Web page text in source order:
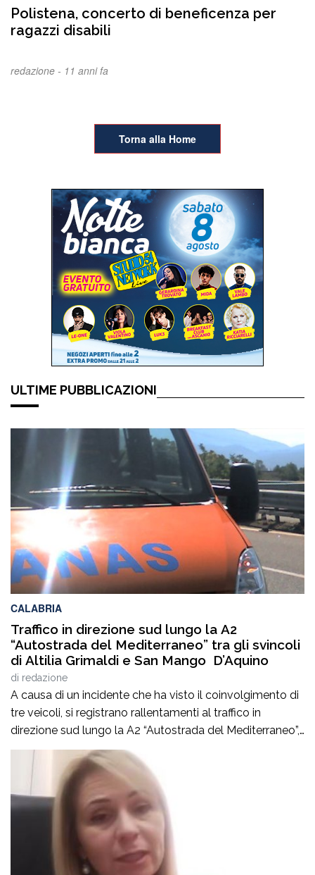
Polistena, concerto di beneficenza per
ragazzi disabili
redazione - 11 anni fa
Torna alla Home
ULTIME PUBBLICAZIONI
CALABRIA
Traffico in direzione sud lungo la A2
“Autostrada del Mediterraneo” tra gli svincoli
di Altilia Grimaldi e San Mango D’Aquino
di redazione
A causa di un incidente che ha visto il coinvolgimento di
tre veicoli, si registrano rallentamenti al traffico in
direzione sud lungo la A2 “Autostrada del Mediterraneo”,
nel tratto compreso tra gli svincoli di Altilia Grimaldi (CS)
e San Mango D’Aquino (CZ). Sul posto è intervenuto il
personale Anas, il 118 e il soccorso meccanico […]